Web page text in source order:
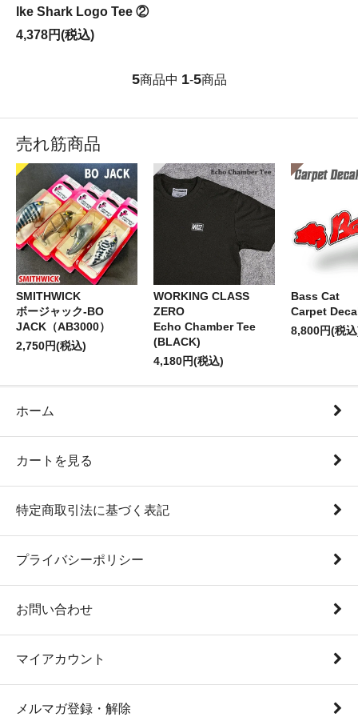
Ike Shark Logo Tee ②
4,378円(税込)
5商品中 1-5商品
売れ筋商品
SMITHWICK
ボージャック-BO
JACK（AB3000）
2,750円(税込)
WORKING CLASS
ZERO
Echo Chamber Tee
(BLACK)
4,180円(税込)
Bass Cat
Carpet
8,800円(税
ホーム
カートを見る
特定商取引法に基づく表記
プライバシーポリシー
お問い合わせ
マイアカウント
メルマガ登録・解除